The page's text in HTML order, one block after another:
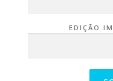
EDIÇÃO